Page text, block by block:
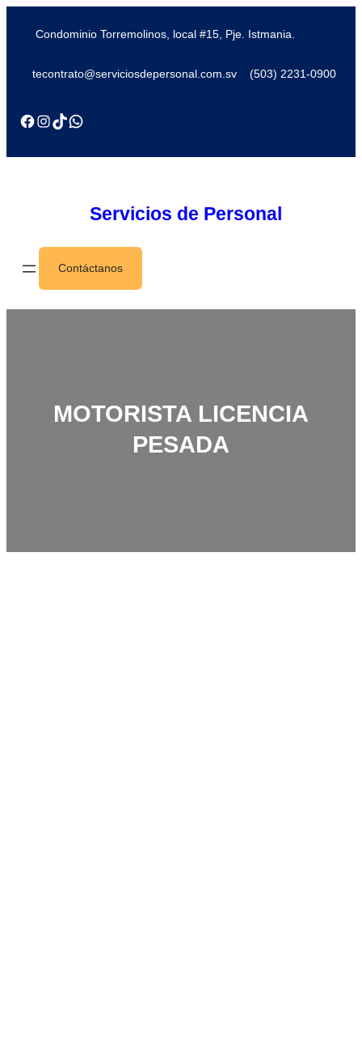
Condominio Torremolinos, local #15, Pje. Istmania.
tecontrato@serviciosdepersonal.com.sv (503) 2231-0900
Servicios de Personal
Contáctanos
MOTORISTA LICENCIA
PESADA